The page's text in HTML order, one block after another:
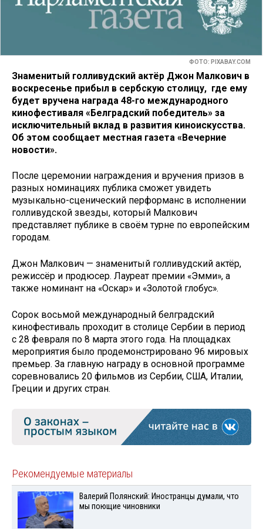
ФОТО: PIXABAY.COM
Знаменитый голливудский актёр Джон Малкович в
воскресенье прибыл в сербскую столицу, где ему
будет вручена награда 48-го международного
кинофестиваля «Белградский победитель» за
исключительный вклад в развития киноискусства.
Об этом сообщает местная газета «Вечерние
новости».
После церемонии награждения и вручения призов в
разных номинациях публика сможет увидеть
музыкально-сценический перформанс в исполнении
голливудской звезды, который Малкович
представляет публике в своём турне по европейским
городам.
Джон Малкович — знаменитый голливудский актёр,
режиссёр и продюсер. Лауреат премии «Эмми», а
также номинант на «Оскар» и «Золотой глобус».
Сорок восьмой международный белградский
кинофестиваль проходит в столице Сербии в период
с 28 февраля по 8 марта этого года. На площадках
мероприятия было продемонстрировано 96 мировых
премьер. За главную награду в основной программе
соревновались 20 фильмов из Сербии, США, Италии,
Греции и других стран.
Рекомендуемые материалы
Валерий Полянский: Иностранцы думали, что
мы поющие чиновники